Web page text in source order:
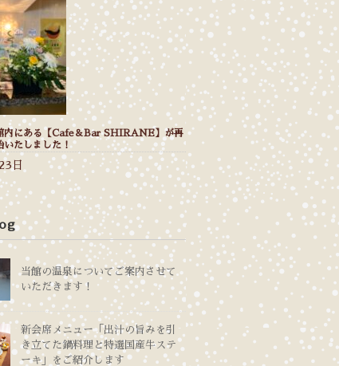
内にある【Cafe＆Bar SHIRANE】が再
いたしました！
日
当館の温泉についてご案内させて
いただきます！
新会席メニュー「出汁の旨みを引
き立てた鍋料理と特選国産牛ステ
ーキ」をご紹介します